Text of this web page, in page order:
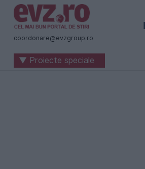
Știri
naționale
internaționale
coordonare@evzgroup.ro
▼ Proiecte speciale